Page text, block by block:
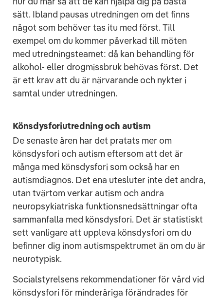
sätt. Ibland pausas utredningen om det finns
något som behöver tas itu med först. Till
exempel om du kommer påverkad till möten
med utredningsteamet: då kan behandling för
alkohol- eller drogmissbruk behövas först. Det
är ett krav att du är närvarande och nykter i
samtal under utredningen.
Könsdysforiutredning och autism
De senaste åren har det pratats mer om
könsdysfori och autism eftersom att det är
många med könsdysfori som också har en
autismdiagnos. Det ena utesluter inte det andra,
utan tvärtom verkar autism och andra
neuropsykiatriska funktionsnedsättningar ofta
sammanfalla med könsdysfori. Det är statistiskt
sett vanligare att uppleva könsdysfori om du
befinner dig inom autismspektrumet än om du är
neurotypisk.
Socialstyrelsens rekommendationer för vård vid
könsdysfori för minderåriga förändrades för